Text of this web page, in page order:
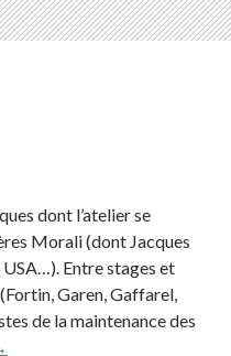
dont l’atelier se
Morali (dont Jacques
USA…). Entre stages et
Garen, Gaffarel,
de la maintenance des
Loup Dierstein (1986-1990)